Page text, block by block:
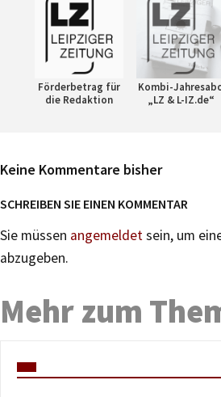
Förderbetrag für
die Redaktion
Kombi-
„LZ & L-IZ.de“
Keine Kommentare bisher
SCHREIBEN SIE EINEN KOMMENTAR
Sie müssen angemeldetsein, um
abzugeben.
Mehr zum